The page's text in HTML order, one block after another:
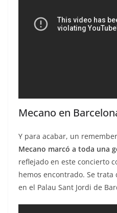
Mecano en
Y para acabar, un
Mecano marcó a toda una
reflejado en este concierto
hemos encontrado. Se trata
en el Palau Sant Jordi de